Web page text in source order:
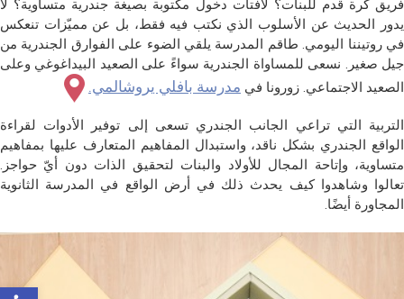
فريق كرة قدم للبنات؟ لافتات دخول مكتوبة بصيغة جندرية متساوية؟ لا
يدور الحديث عن الأسلوب الذي نكتب فيه فقط، بل عن مميّزات تنعكس
في روتيننا اليومي. طاقم المدرسة يلقي الضوء على الفوارق الجندرية من
جيل صغير. نسعى للمساواة الجندرية سواءً على الصعيد البيداغوغي وعلى
الصعيد الاجتماعي. زورونا في مدرسة بافلي يروشالمي.
التربية التي تراعي الجانب الجندري تسعى إلى توفير الأدوات لقراءة
الواقع الجندري بشكل ناقد، واستبدال المفاهيم المتعارف عليها بمفاهيم
متساوية، وإتاحة المجال للأولاد والبنات لتحقيق الذات دون أيّ حواجز.
تعالوا وشاهدوا كيف يحدث ذلك في أرض الواقع في المدرسة الثانوية
المجاورة أيضًا.